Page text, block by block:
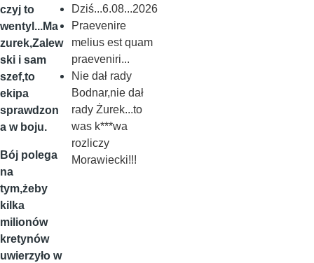
czyj to
wentyl...Ma
zurek,Zalew
ski i sam
szef,to
ekipa
sprawdzon
a w boju.
Bój polega
na
tym,żeby
kilka
milionów
kretynów
uwierzyło w
Dziś...6.08...2026
Praevenire
melius est quam
praeveniri...
Nie dał rady
Bodnar,nie dał
rady Żurek...to
was k***wa
rozliczy
Morawiecki!!!